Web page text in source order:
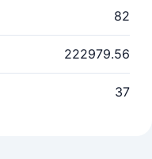
82
222979.56
37